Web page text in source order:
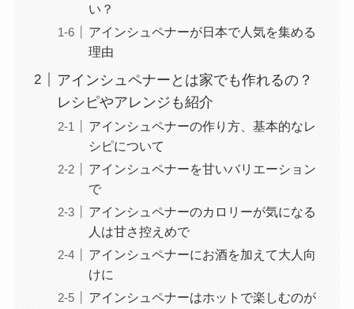
い？
アインシュペナーが日本で人気を集める
理由
アインシュペナーとは家でも作れるの？
レシピやアレンジも紹介
アインシュペナーの作り方、基本的なレ
シピについて
アインシュペナーを甘いバリエーション
で
アインシュペナーのカロリーが気になる
人は甘さ控えめで
アインシュペナーにお酒を加えて大人向
けに
アインシュペナーはホットで楽しむのが